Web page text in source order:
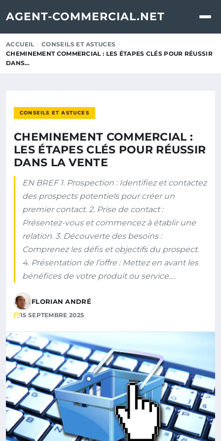
AGENT-COMMERCIAL.NET
ACCUEIL
CONSEILS ET ASTUCES
CHEMINEMENT COMMERCIAL : LES ÉTAPES CLÉS POUR RÉUSSIR
DANS…
CONSEILS ET ASTUCES
CHEMINEMENT COMMERCIAL :
LES ÉTAPES CLÉS POUR RÉUSSIR
DANS LA VENTE
EN BREF 1. Prospection : Identifiez et contactez
des prospects potentiels pour créer un
premier contact. 2. Prise de contact :
Présentez-vous et commencez à établir une
relation. 3. Découverte des besoins :
Comprenez les défis et objectifs du prospect.
4. Présentation de l’offre : Mettez en avant les
bénéfices de votre produit ou service.…
FLORIAN ANDRÉ
15 SEPTEMBRE 2025